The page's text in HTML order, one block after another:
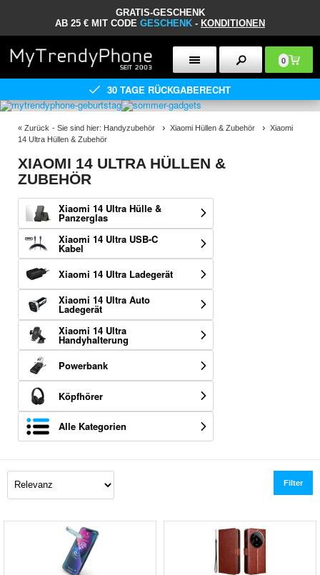
GRATIS-GESCHENK
AB 25 € MIT CODE GESCHENK - KONDITIONEN
0
30 TAGE RÜCKGABERECHT
« Zurück - Sie sind hier: Handyzubehör Xiaomi Hüllen & Zubehör
Xiaomi
14 Ultra Hüllen & Zubehör
XIAOMI 14 ULTRA HÜLLEN &
ZUBEHÖR
Xiaomi 14 Ultra Hülle &
Panzerglas
Xiaomi 14 Ultra USB-C
Kabel
Xiaomi 14 Ultra Ladegerät
Xiaomi 14 Ultra Auto
Ladegerät
Xiaomi 14 Ultra
Handyhalterung
Powerbank
Köpfhörer
Alle Kategorien
Filter